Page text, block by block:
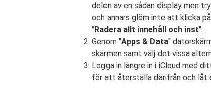
delen av en sådan display men
och annars glöm inte att klicka
"Radera allt innehåll och inst".
Genom "Apps & Data"
skärmen samt välj det vissa
Logga in längre in i iCloud med
för att återställa därifrån och låt